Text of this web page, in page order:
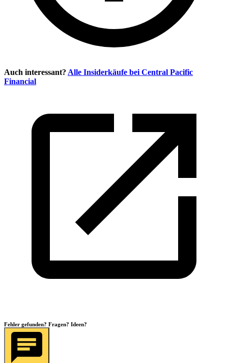
Auch interessant? Alle Insiderkäufe bei Central Pacific
Financial
Fehler gefunden? Fragen? Ideen?